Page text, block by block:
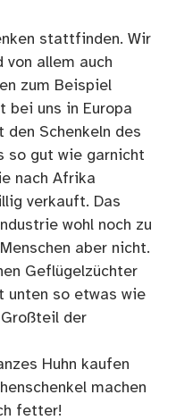
stattfinden. Wir
von allem auch
zum Beispiel
bei uns in Europa
den Schenkeln des
so gut wie garnicht
nach Afrika
verkauft. Das
wohl noch zu
aber nicht.
Geflügelzüchter
unten so etwas wie
der
Huhn kaufen
machen
fetter!